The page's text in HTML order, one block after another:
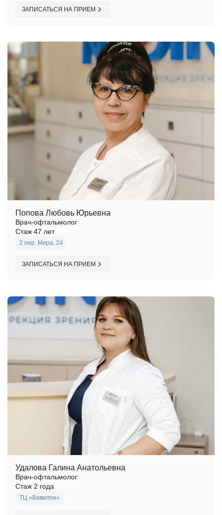
ЗАПИСАТЬСЯ НА ПРИЕМ
Попова Любовь Юрьевна
Врач-офтальмолог
Стаж 47 лет
2 пер. Мира, 24
ЗАПИСАТЬСЯ НА ПРИЕМ
Удалова Галина Анатольевна
Врач-офтальмолог
Стаж 2 года
ТЦ «Вавилон»